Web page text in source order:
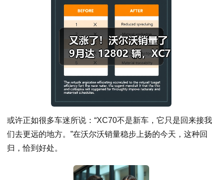
或许正如很多车迷所说：“XC70不是新车，它只是回来接我
们去更远的地方。”在沃尔沃销量稳步上扬的今天，这种回
归，恰到好处。